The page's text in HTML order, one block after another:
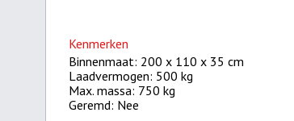
Kenmerken
Binnenmaat: 200 x 110 x 35 cm
Laadvermogen: 500 kg
Max. massa: 750 kg
Geremd: Nee